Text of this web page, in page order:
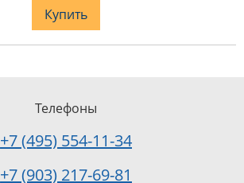
Купить
Телефоны
+7 (495) 554-11-34
+7 (903) 217-69-81